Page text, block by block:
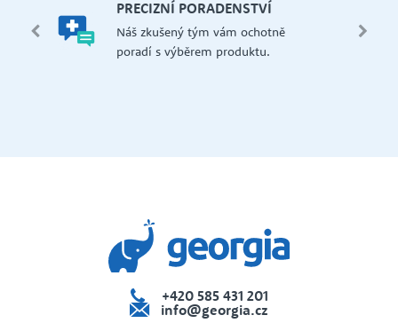
PRECIZNÍ PORADENSTVÍ
Náš zkušený tým vám ochotně
poradí s výběrem produktu.
+420 585 431 201
info@georgia.cz